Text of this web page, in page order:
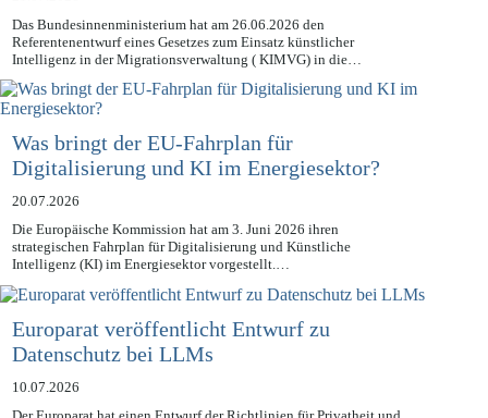
21.07.2026
Das Bundesinnenministerium hat am 26.06.2026 den
Referentenentwurf eines Gesetzes zum Einsatz künstlicher
Intelligenz in der Migrationsverwaltung ( KIMVG) in die…
Was bringt der EU-Fahrplan für
Digitalisierung und KI im Energiesektor?
20.07.2026
Die Europäische Kommission hat am 3. Juni 2026 ihren
strategischen Fahrplan für Digitalisierung und Künstliche
Intelligenz (KI) im Energiesektor vorgestellt.…
Europarat veröffentlicht Entwurf zu
Datenschutz bei LLMs
10.07.2026